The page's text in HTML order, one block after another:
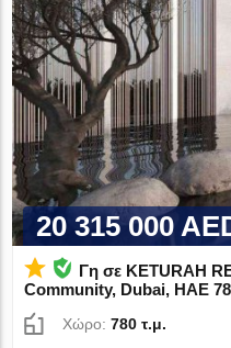
20 315 000
Γη σε KETURAH
Community, Dubai, ΗΑΕ
Χώρο:780 τ.μ.